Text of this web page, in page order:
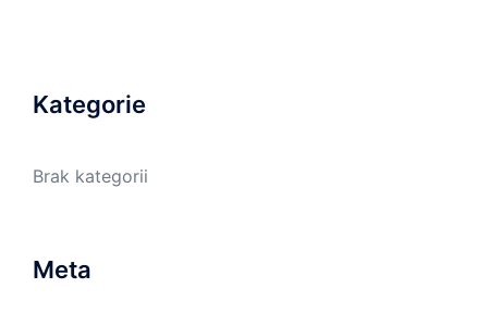
Kategorie
Brak kategorii
Meta